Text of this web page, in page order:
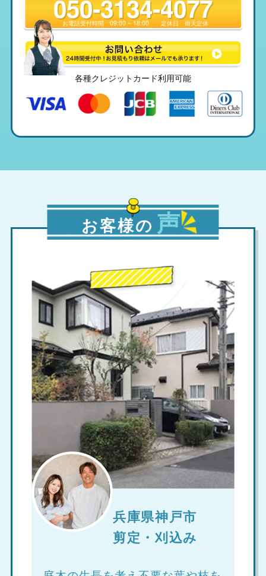
050-3134-4077
お電話受付時間09:00 ~ 18:00 定休日雨天定休
各種クレジットカード利用可能
お客様の 声
兵庫県神戸市
剪定・刈込み